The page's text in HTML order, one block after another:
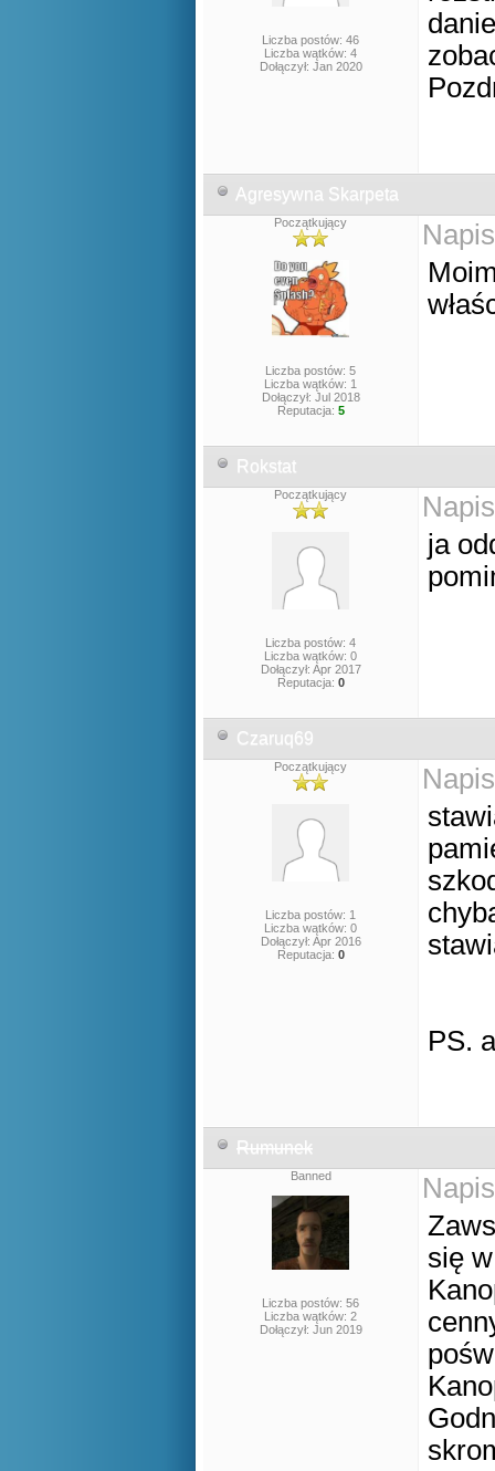
Liczba postów: 46
Liczba wątków: 4
Dołączył: Jan 2020
Agresywna Skarpeta
Początkujący
Liczba postów: 5
Liczba wątków: 1
Dołączył: Jul 2018
Reputacja: 5
Rokstat
Początkujący
Liczba postów: 4
Liczba wątków: 0
Dołączył: Apr 2017
Reputacja: 0
ja
Czaruq69
Początkujący
Liczba postów: 1
Liczba wątków: 0
Dołączył: Apr 2016
Reputacja: 0
PS.
Rumunek
Banned
Liczba postów: 56
Liczba wątków: 2
Dołączył: Jun 2019
się